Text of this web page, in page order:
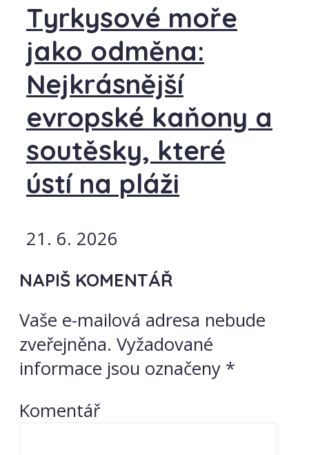
Tyrkysové moře
jako odměna:
Nejkrásnější
evropské kaňony a
soutěsky, které
ústí na pláži
21. 6. 2026
NAPIŠ KOMENTÁŘ
Vaše e-mailová adresa nebude
zveřejněna. Vyžadované
informace jsou označeny *
Komentář